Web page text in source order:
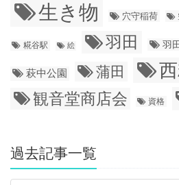
生き物 穴守稲荷
糀谷駅 絵 羽田 羽
萩中公園 蒲田
観音堂商店会 資格
過去記事一覧